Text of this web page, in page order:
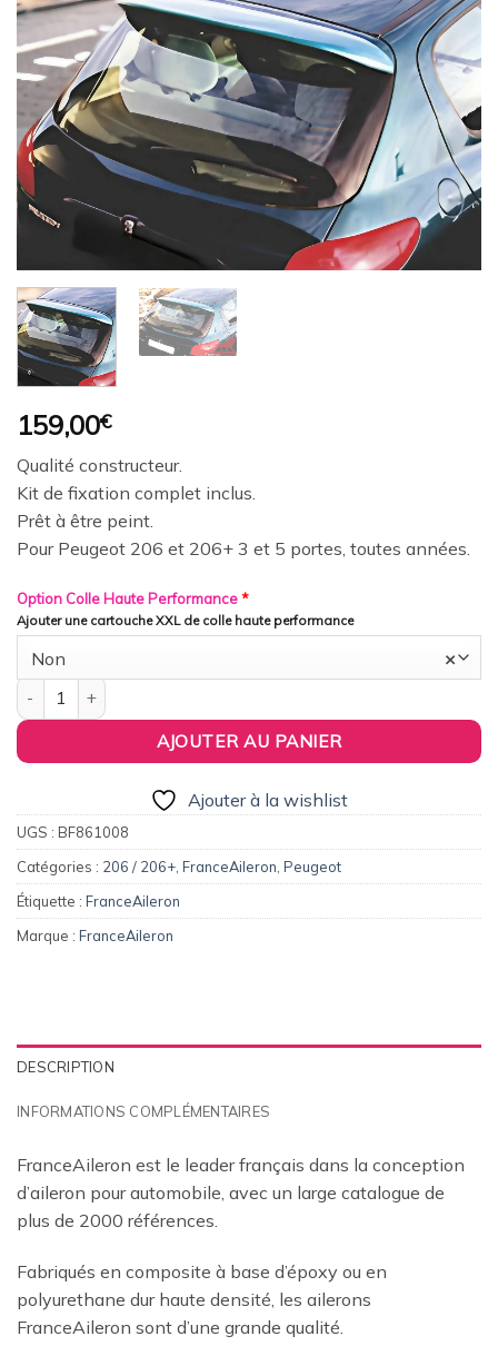
Ajouter
à la
wishlist
159,00€
Qualité constructeur.
Kit de fixation complet inclus.
Prêt à être peint.
Pour Peugeot 206 et 206+ 3 et 5 portes, toutes années.
Option Colle Haute Performance*
Ajouter une cartouche XXL de colle haute performance
×
Non
quantité de FranceAileron - Becquet / Aileron V4 pour Peugeot
AJOUTER AU PANIER
Ajouter à la wishlist
UGS : BF861008
Catégories : 206 / 206+ FranceAileron Peugeot
Étiquette : FranceAileron
Marque : FranceAileron
DESCRIPTION
INFORMATIONS COMPLÉMENTAIRES
FranceAileron est le leader français dans la conception
d’aileron pour automobile, avec un large catalogue de
plus de 2000 références.
Fabriqués en composite à base d’époxy ou en
polyurethane dur haute densité, les ailerons
FranceAileron sont d’une grande qualité.